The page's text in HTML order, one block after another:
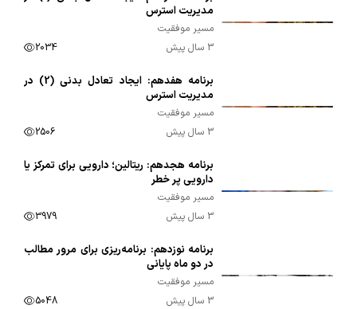
مدیریت استرس
مسیر موفقیت
3 سال پیش
2034
برنامه هفدهم: ایجاد تعادل بدنی (2) در
مدیریت استرس
مسیر موفقیت
3 سال پیش
2506
برنامه هجدهم: ریتالین؛ دارویی برای تمرکز یا
دارویی پر خطر
مسیر موفقیت
3 سال پیش
3979
برنامه نوزدهم: برنامه‌ریزی برای مرور مطالب
در دو ماه پایانی
مسیر موفقیت
3 سال پیش
5048